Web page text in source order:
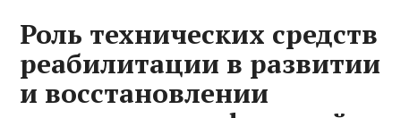
Роль технических средств
реабилитации в развитии
и восстановлении